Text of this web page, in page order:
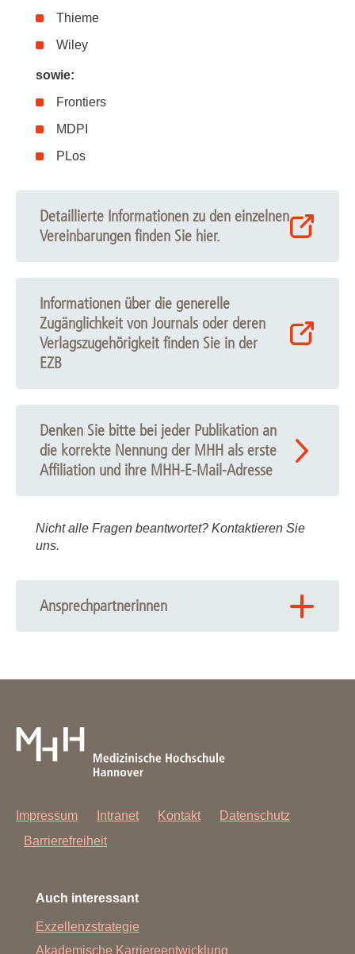
Thieme
Wiley
sowie:
Frontiers
MDPI
PLos
Detaillierte Informationen zu den einzelnen
Vereinbarungen finden Sie hier.
Informationen über die generelle
Zugänglichkeit von Journals oder deren
Verlagszugehörigkeit finden Sie in der
EZB
Denken Sie bitte bei jeder Publikation an
die korrekte Nennung der MHH als erste
Affiliation und ihre MHH-E-Mail-Adresse
Nicht alle Fragen beantwortet? Kontaktieren Sie
uns.
Ansprechpartnerinnen
Bibliothek.Publikationsberatung
+49 511 532-166607
Impressum Intranet Kontakt
Datenschutz
Barrierefreiheit
Auch interessant
Exzellenzstrategie
Akademische Karriereentwicklung